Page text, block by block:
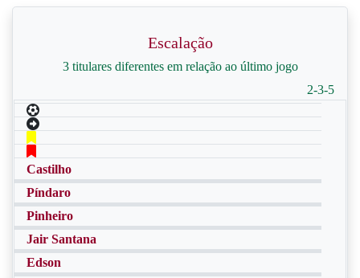
Escalação
3 titulares diferentes em relação ao último jogo
2-3-5
Castilho
Píndaro
Pinheiro
Jair Santana
Edson